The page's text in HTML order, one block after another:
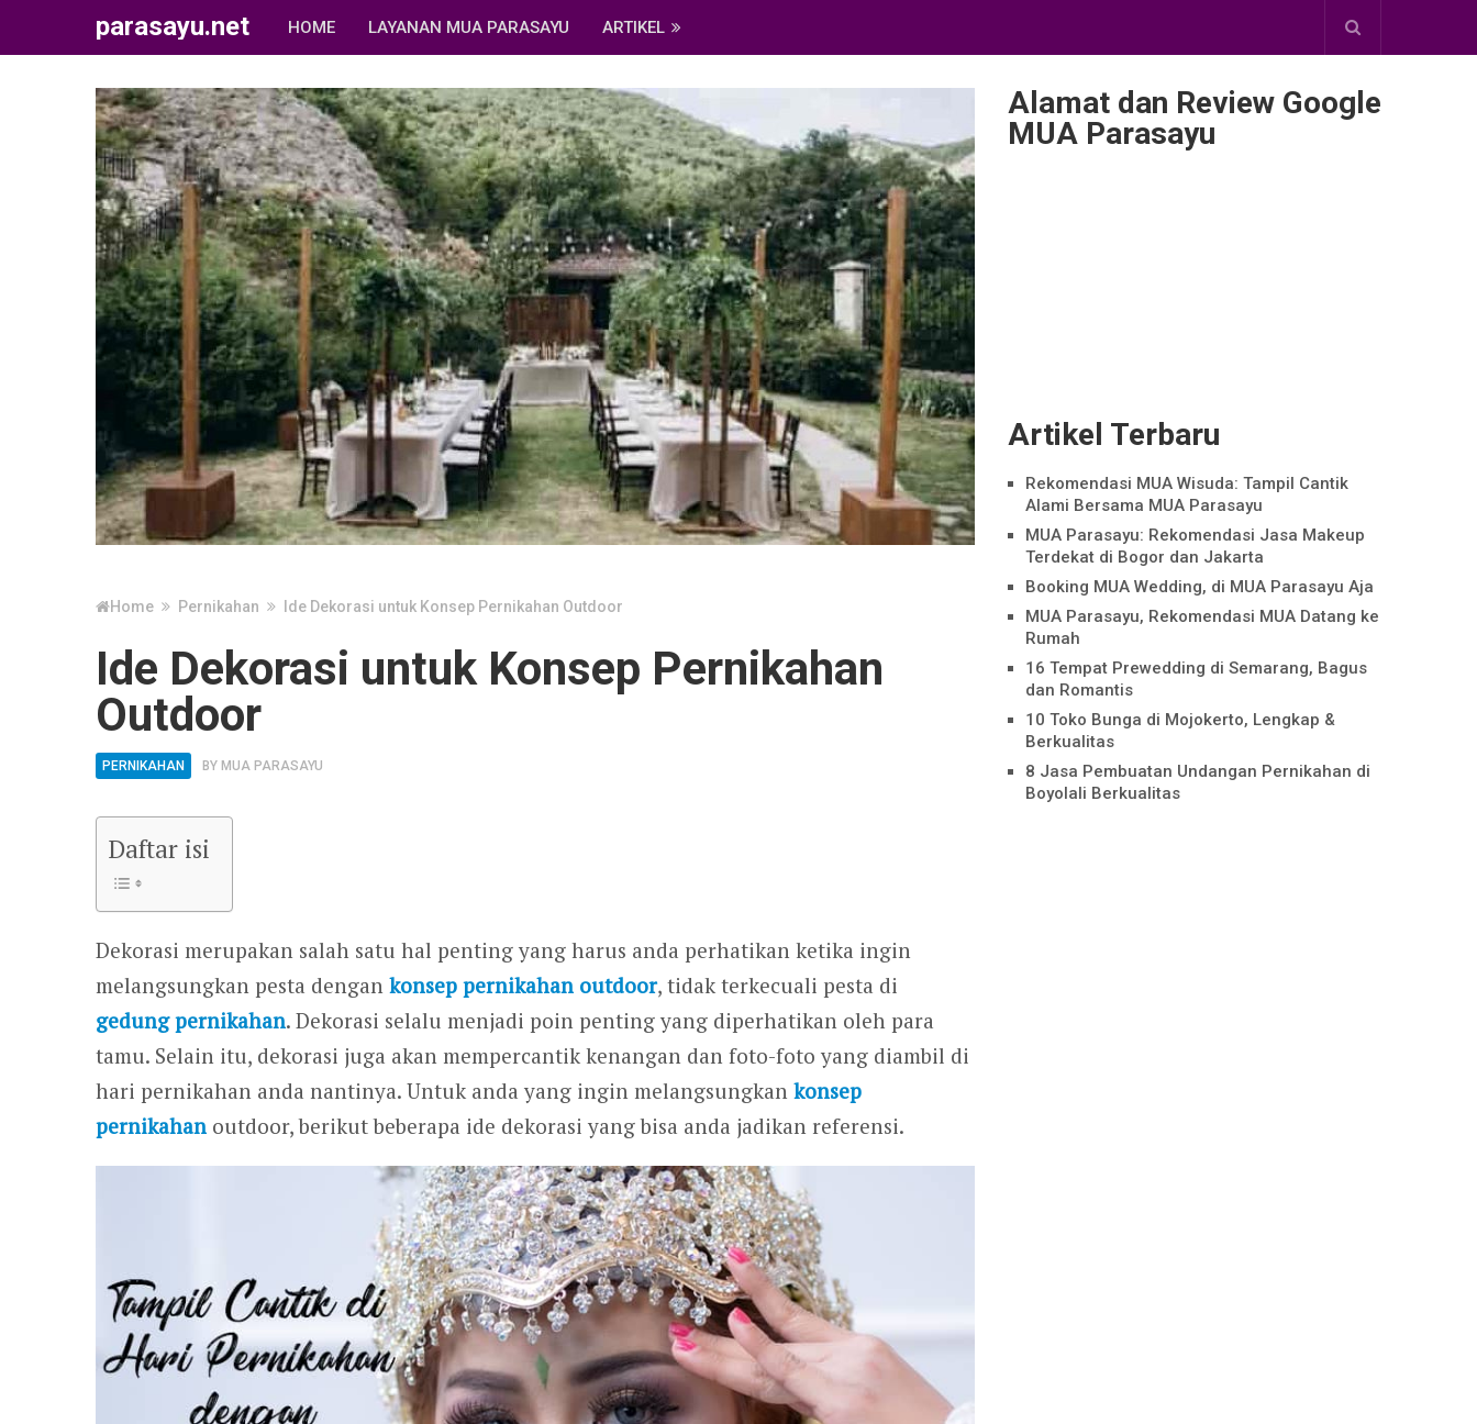
parasayu.net HOME LAYANAN MUA PARASAYU ARTIKEL
Home Pernikahan Ide Dekorasi untuk Konsep Pernikahan Outdoor
Ide Dekorasi untuk Konsep Pernikahan
Outdoor
PERNIKAHAN BY MUA PARASAYU
Daftar isi
Dekorasi merupakan salah satu hal penting yang harus anda perhatikan ketika ingin
melangsungkan pesta dengan konsep pernikahan outdoor, tidak terkecuali pesta di
gedung pernikahan. Dekorasi selalu menjadi poin penting yang diperhatikan oleh para
tamu. Selain itu, dekorasi juga akan mempercantik kenangan dan foto-foto yang diambil di
hari pernikahan anda nantinya. Untuk anda yang ingin melangsungkan konsep
pernikahan outdoor, berikut beberapa ide dekorasi yang bisa anda jadikan referensi.
Alamat dan Review Google
MUA Parasayu
Artikel Terbaru
Rekomendasi MUA Wisuda: Tampil Cantik
Alami Bersama MUA Parasayu
MUA Parasayu: Rekomendasi Jasa Makeup
Terdekat di Bogor dan Jakarta
Booking MUA Wedding, di MUA Parasayu Aja
MUA Parasayu, Rekomendasi MUA Datang ke
Rumah
16 Tempat Prewedding di Semarang, Bagus
dan Romantis
10 Toko Bunga di Mojokerto, Lengkap &
Berkualitas
8 Jasa Pembuatan Undangan Pernikahan di
Boyolali Berkualitas